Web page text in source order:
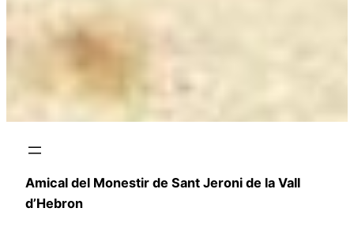
Amical del Monestir de Sant Jeroni de la Vall
d’Hebron